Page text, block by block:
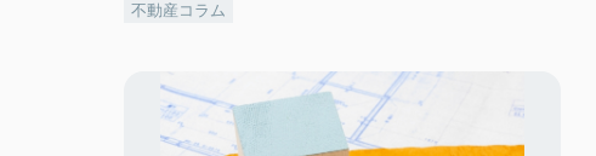
不動産コラム